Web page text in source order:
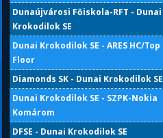
Dunaújvárosi Főiskola-RFT - Dunai
Krokodilok SE
Dunai Krokodilok SE - ARES HC/Top
Floor
Diamonds SK - Dunai Krokodilok SE
Dunai Krokodilok SE - SZPK-Nokia
Komárom
DFSE - Dunai Krokodilok SE